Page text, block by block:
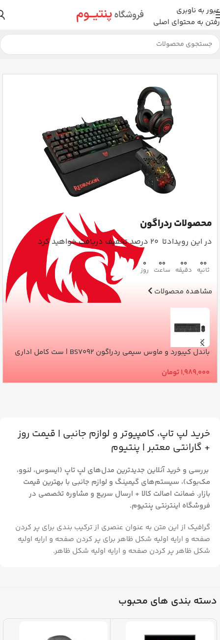
عبور به ناوبری
رفتن به محتوای اصلی
محصولات ردراگون
در این رویدادتا 20 درصد تخفیف دریافت خواهید کرد
0
روز
00
ساعت
00
دقیقه
00
ثانیه
مشاهده محصولات
باندل کیبورد و ماوس سیمی ردراگون BS7092 | ست کامل اداری
1,989,000تومان
خرید لپ تاپ، کامپیوتر و لوازم جانبی | قیمت روز
+ گارانتی معتبر | پنتیوم
بررسی و خرید آنلاین جدیدترین مدل‌های لپ‌ تاپ (ایسوس، لنوو،
مک‌بوک)، سیستم‌های گیمینگ و لوازم جانبی با بهترین قیمت
بازار. ضمانت اصالت کالا + ارسال سریع و مشاوره تخصصی در
فروشگاه اینترنتی پنتیوم.
گرافیک از این متن به عنوان عنصری از ترکیب بندی برای پر کردن
صفحه و ارایه اولیه شکل ظاهر برای پر کردن صفحه و ارایه اولیه
شکل ظاهر پر کردن صفحه و ارایه اولیه شکل ظاهر.
دسته بندی های محبوب